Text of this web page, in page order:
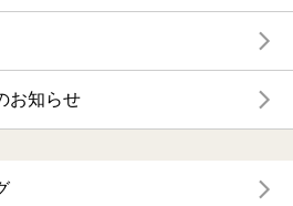
お知らせ